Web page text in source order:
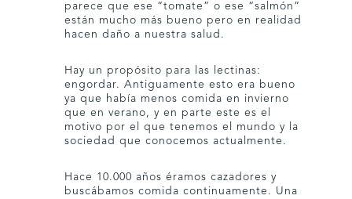
parece que ese “tomate” o ese “salmón”
están mucho más bueno pero en realidad
hacen daño a nuestra salud.
Hay un propósito para las lectinas:
engordar. Antiguamente esto era bueno
ya que había menos comida en invierno
que en verano, y en parte este es el
motivo por el que tenemos el mundo y la
sociedad que conocemos actualmente.
Hace 10.000 años éramos cazadores y
buscábamos comida continuamente. Una